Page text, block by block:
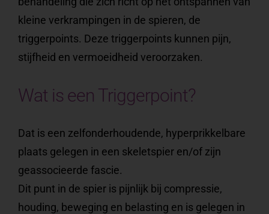
kleine verkrampingen in de spieren, de
triggerpoints. Deze triggerpoints kunnen pijn,
stijfheid en vermoeidheid veroorzaken.
Wat is een Triggerpoint?
Dat is een zelfonderhoudende, hyperprikkelbare
plaats gelegen in een skeletspier en/of zijn
geassocieerde fascie.
Dit punt in de spier is pijnlijk bij compressie,
houding, beweging en belasting en is gelegen in